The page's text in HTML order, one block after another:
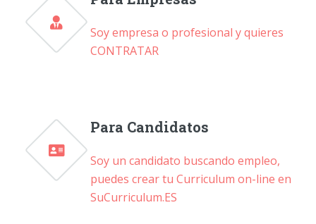
Soy empresa o profesional y quieres
CONTRATAR
Para Candidatos
Soy un candidato buscando empleo,
puedes crear tu Curriculum on-line en
SuCurriculum.ES